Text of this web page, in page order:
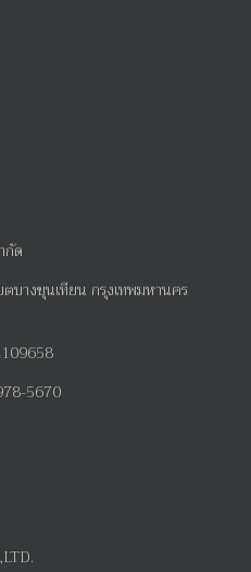
กัด
ตบางขุนเทียน กรุงเทพมหานคร
5670